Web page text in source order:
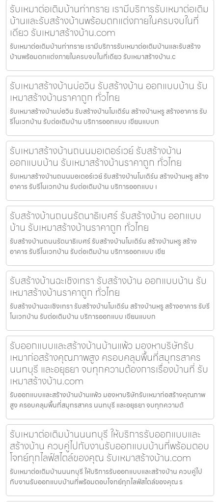
รับเหมาต่อเติมบ้านท่าทราย เรามีบริการรับเหมาต่อเติม
บ้านและรับสร้างบ้านพร้อมตกแต่งภายในครบจบในที่
เดียว รับเหมาสร้างบ้าน.com
รับเหมาต่อเติมบ้านท่าทราย เรามีบริการรับเหมาต่อเติมบ้านและรับสร้าง
บ้านพร้อมตกแต่งภายในครบจบในที่เดียว รับเหมาสร้างบ้าน.c
รับเหมาสร้างบ้านบ่อวิน รับสร้างบ้าน ออกแบบบ้าน รับ
เหมาสร้างบ้านราคาถูก ทั่วไทย
รับเหมาสร้างบ้านบ่อวิน รับสร้างบ้านโมเดิร์น สร้างบ้านหรู สร้างอาคาร รับ
รีโนเวทบ้าน รับต่อเติมบ้าน บริการออกแบบ เขียนแบบก
รับเหมาสร้างบ้านถนนมอเตอร์เวย์ รับสร้างบ้าน
ออกแบบบ้าน รับเหมาสร้างบ้านราคาถูก ทั่วไทย
รับเหมาสร้างบ้านถนนมอเตอร์เวย์ รับสร้างบ้านโมเดิร์น สร้างบ้านหรู สร้าง
อาคาร รับรีโนเวทบ้าน รับต่อเติมบ้าน บริการออกแบบ เ
รับสร้างบ้านถนนรัตนาธิเบศร์ รับสร้างบ้าน ออกแบบ
บ้าน รับเหมาสร้างบ้านราคาถูก ทั่วไทย
รับสร้างบ้านถนนรัตนาธิเบศร์ รับสร้างบ้านโมเดิร์น สร้างบ้านหรู สร้าง
อาคาร รับรีโนเวทบ้าน รับต่อเติมบ้าน บริการออกแบบ เขีย
รับสร้างบ้านฉะเชิงเทรา รับสร้างบ้าน ออกแบบบ้าน รับ
เหมาสร้างบ้านราคาถูก ทั่วไทย
รับสร้างบ้านฉะเชิงเทรา รับสร้างบ้านโมเดิร์น สร้างบ้านหรู สร้างอาคาร รับรี
โนเวทบ้าน รับต่อเติมบ้าน บริการออกแบบ เขียนแบบก
รับออกแบบและสร้างบ้านบ้านแพ้ว มองหาบริษัทรับ
เหมาก่อสร้างคุณภาพสูง ครอบคลุมพื้นที่สมุทรสาคร
นนทบุรี และอยุธยา จบทุกความต้องการเรื่องบ้านที่ รับ
เหมาสร้างบ้าน.com
รับออกแบบและสร้างบ้านบ้านแพ้ว มองหาบริษัทรับเหมาก่อสร้างคุณภาพ
สูง ครอบคลุมพื้นที่สมุทรสาคร นนทบุรี และอยุธยา จบทุกความต้
รับเหมาต่อเติมบ้านนนทบุรี ให้บริการรับออกแบบและ
สร้างบ้าน ควบคู่ไปกับงานรับออกแบบบ้านที่พร้อมตอบ
โจทย์ทุกไลฟ์สไตล์ของคุณ รับเหมาสร้างบ้าน.com
รับเหมาต่อเติมบ้านนนทบุรี ให้บริการรับออกแบบและสร้างบ้าน ควบคู่ไป
กับงานรับออกแบบบ้านที่พร้อมตอบโจทย์ทุกไลฟ์สไตล์ของคุณ ร